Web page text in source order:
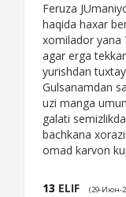
Feruza
haqida haxar
xomilador yana
agar erga
yurishdan
Gulsanamdan
uzi manga
galati
bachkana
omad karvon
13 ELIF (29-Июн-